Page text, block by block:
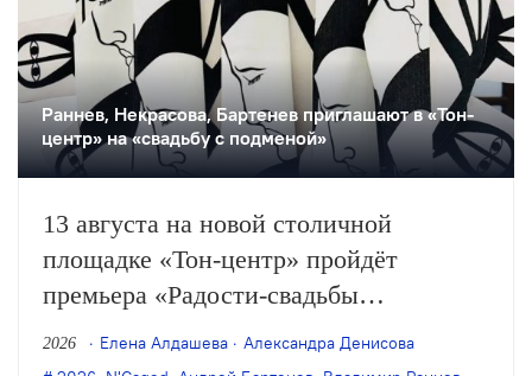
Раннев, Некрасова, Бартенев приглашают в «Тон-
центр» на «свадьбу с подменой»
13 августа на новой столичной
площадке «Тон-центр» пройдёт
премьера «Радости-свадьбы
с подменой невесты и другими
происшествиями» — «инсталляции
2026 Елена Алдашева
Александра Денисова